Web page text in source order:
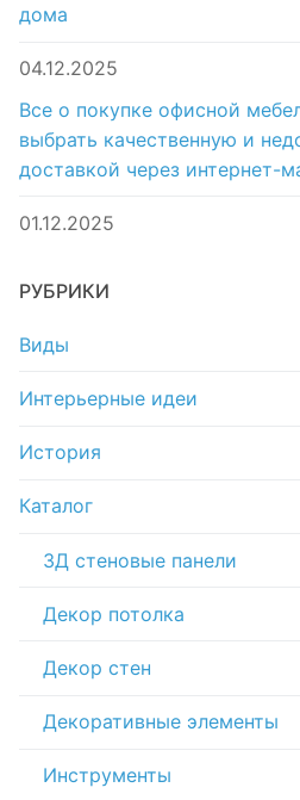
дома
04.12.2025
Все о покупке офисной
выбрать качественную и
доставкой через интернет-
01.12.2025
РУБРИКИ
Виды
Интерьерные идеи
История
Каталог
3Д стеновые панели
Декор потолка
Декор стен
Декоративные элементы
Инструменты